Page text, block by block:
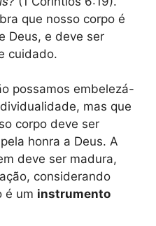
que nosso corpo é
Deus, e deve ser
cuidado.
possamos embelezá-
mas que
corpo deve ser
honra a Deus. A
deve ser madura,
considerando
é um instrumento